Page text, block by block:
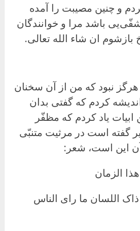
و چنین مصیبت را آمده
باشد مرا و خوانندگان
ان شاء الله تعالى.
نبود که من از آن سخنان
کردم که گفتی بدان
یاد کردم که مظفّر
دبیر گفته است در مرثیت متنبّی
این است، شعر:
الزمان
اللسان ما رای الناس